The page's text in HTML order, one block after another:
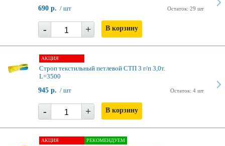
Остаток: 29 шт
690 р. / шт
- + В корзину
АКЦИЯ
Строп текстильный петлевой СТП 3 г/п 3,0т.
L=3500
Остаток: 4 шт
945 р. / шт
- + В корзину
АКЦИЯ РЕКОМЕНДУЕМ